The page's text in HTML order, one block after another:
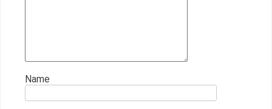
Name